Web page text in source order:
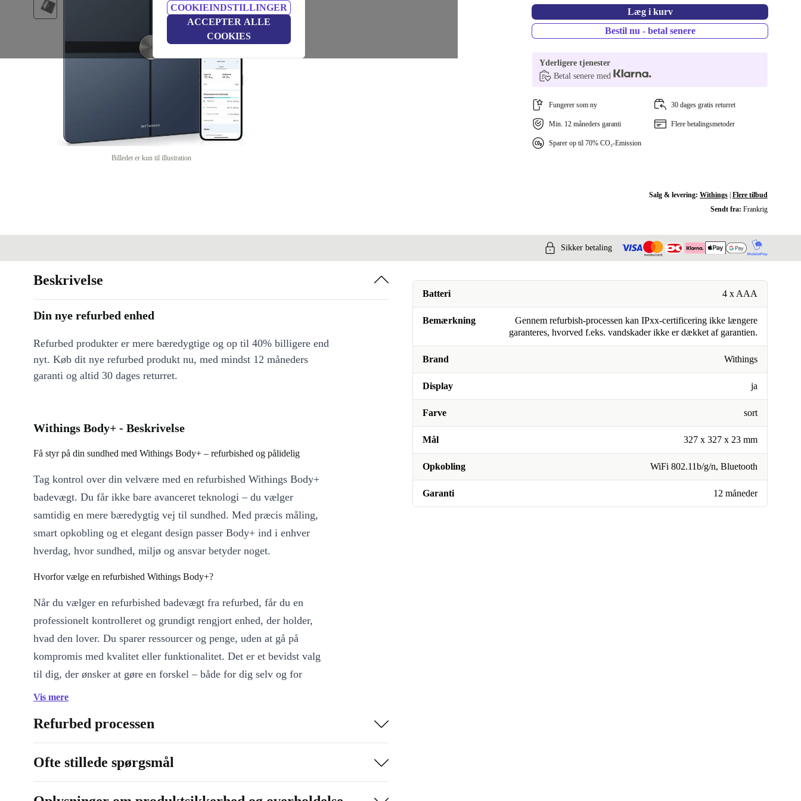
COOKIEINDSTILLINGER
ACCEPTER ALLE
COOKIES
Billedet er kun til illustration
Læg i kurv
Bestil nu - betal senere
Yderligere tjenester
Betal senere med
Fungerer som ny 30 dages gratis returret
Min. 12 måneders garanti Flere betalingsmetoder
Sparer op til 70% CO₂-Emission
Salg & levering: Withings| Flere tilbud
Sendt fra: Frankrig
Sikker betaling
Batteri 4 x AAA
Bemærkning
Gennem refurbish-processen kan IPxx-certificering ikke længere
garanteres, hvorved f.eks. vandskader ikke er dækket af garantien.
Brand Withings
Display ja
Farve sort
Mål 327 x 327 x 23 mm
Opkobling WiFi 802.11b/g/n, Bluetooth
Garanti 12 måneder
Beskrivelse
Din nye refurbed enhed
Refurbed produkter er mere bæredygtige og op til 40% billigere end
nyt. Køb dit nye refurbed produkt nu, med mindst 12 måneders
garanti og altid 30 dages returret.
Withings Body+ - Beskrivelse
Få styr på din sundhed med Withings Body+ – refurbished og pålidelig
Tag kontrol over din velvære med en refurbished Withings Body+
badevægt. Du får ikke bare avanceret teknologi – du vælger
samtidig en mere bæredygtig vej til sundhed. Med præcis måling,
smart opkobling og et elegant design passer Body+ ind i enhver
hverdag, hvor sundhed, miljø og ansvar betyder noget.
Hvorfor vælge en refurbished Withings Body+?
Når du vælger en refurbished badevægt fra refurbed, får du en
professionelt kontrolleret og grundigt rengjort enhed, der holder,
hvad den lover. Du sparer ressourcer og penge, uden at gå på
kompromis med kvalitet eller funktionalitet. Det er et bevidst valg
til dig, der ønsker at gøre en forskel – både for dig selv og for
miljøet.
NØGLEFUNKTIONER OG FORDELE
Smartere sundhed : Følg din vægt, fedtprocent og kropssammensætning
Vis mere
Refurbed processen
Ofte stillede spørgsmål